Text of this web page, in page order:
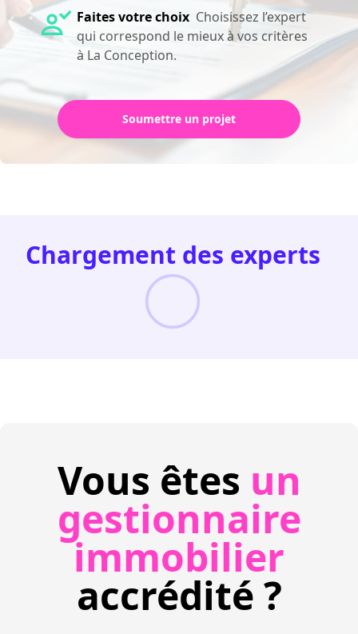
Faites votre choix Choisissez l’expert
qui correspond le mieux à vos critères
à La Conception.
Soumettre un projet
Chargement des experts
Vous êtes un
gestionnaire
immobilier
accrédité ?